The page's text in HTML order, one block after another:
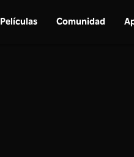
Películas Comunidad